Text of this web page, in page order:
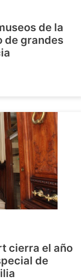
de la
de grandes
cierra el año
de